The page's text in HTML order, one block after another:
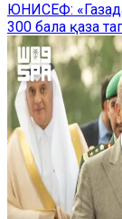
ЮНИСЕФ:
300 бала қаза